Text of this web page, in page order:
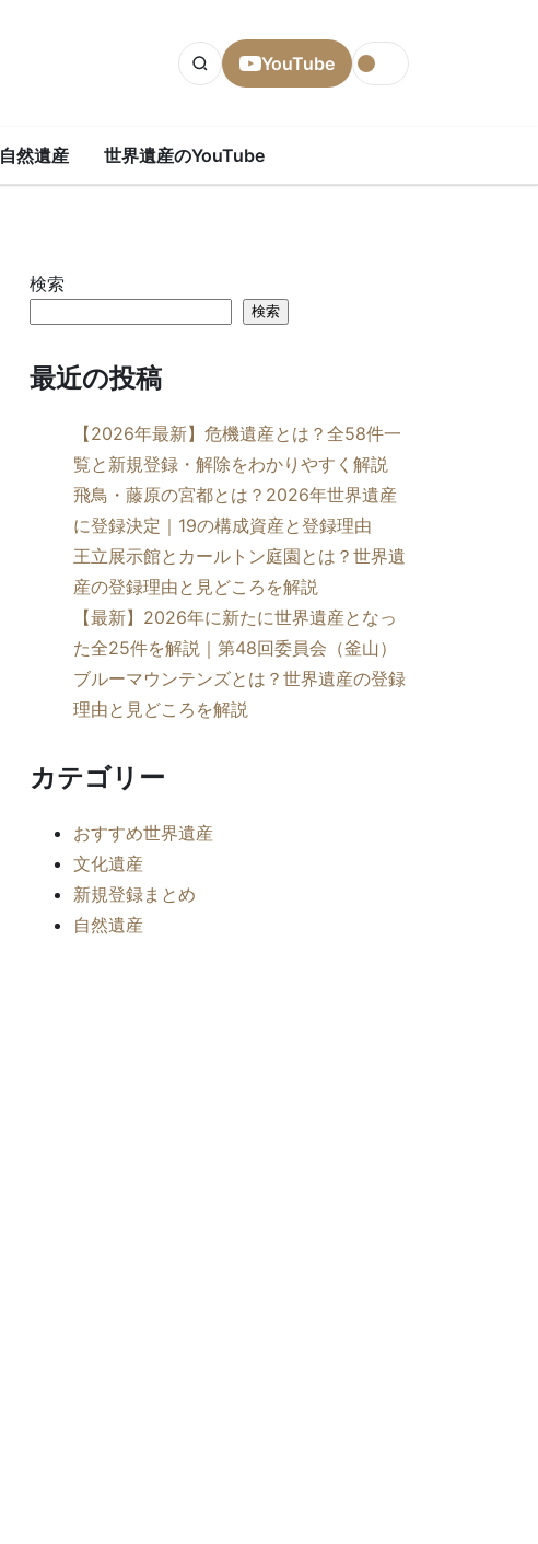
YouTube
自然遺産 世界遺産のYouTube
検索
検索
最近の投稿
【2026年最新】危機遺産とは？全58件一
覧と新規登録・解除をわかりやすく解説
飛鳥・藤原の宮都とは？2026年世界遺産
に登録決定｜19の構成資産と登録理由
王立展示館とカールトン庭園とは？世界遺
産の登録理由と見どころを解説
【最新】2026年に新たに世界遺産となっ
た全25件を解説｜第48回委員会（釜山）
ブルーマウンテンズとは？世界遺産の登録
理由と見どころを解説
カテゴリー
おすすめ世界遺産
文化遺産
新規登録まとめ
自然遺産